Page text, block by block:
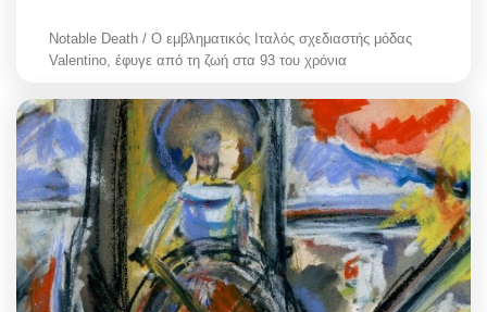
Notable Death / Ο εμβληματικός Ιταλός σχεδιαστής μόδας
Valentino, έφυγε από τη ζωή στα 93 του χρόνια